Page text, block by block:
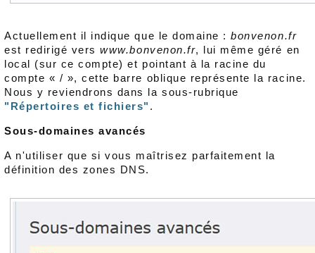
Actuellement il indique que le domaine :bonvenon.fr
est redirigé verswww.bonvenon.fr, lui même géré en
local (sur ce compte) et pointant à la racine du
compte « / », cette barre oblique représente la racine.
Nous y reviendrons dans la sous-rubrique
"Répertoires et fichiers" .
Sous-domaines avancés
A n'utiliser que si vous maîtrisez parfaitement la
définition des zones DNS.